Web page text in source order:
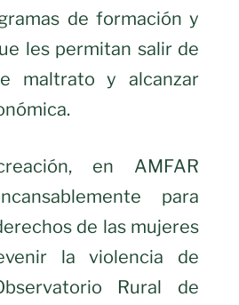
de formación y
les permitan salir de
maltrato y alcanzar
en AMFAR
para
de las mujeres
la violencia de
Rural de